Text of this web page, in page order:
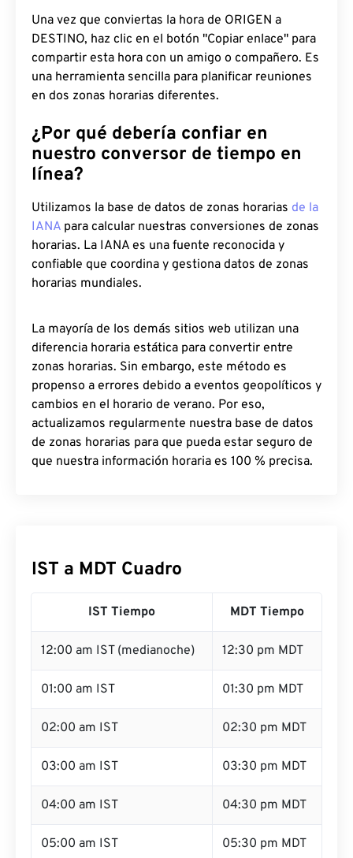
Una vez que conviertas la hora de ORIGEN a
DESTINO, haz clic en el botón "Copiar enlace" para
compartir esta hora con un amigo o compañero. Es
una herramienta sencilla para planificar reuniones
en dos zonas horarias diferentes.
¿Por qué debería confiar en
nuestro conversor de tiempo en
línea?
Utilizamos la base de datos de zonas horarias de la
IANA para calcular nuestras conversiones de zonas
horarias. La IANA es una fuente reconocida y
confiable que coordina y gestiona datos de zonas
horarias mundiales.
La mayoría de los demás sitios web utilizan una
diferencia horaria estática para convertir entre
zonas horarias. Sin embargo, este método es
propenso a errores debido a eventos geopolíticos y
cambios en el horario de verano. Por eso,
actualizamos regularmente nuestra base de datos
de zonas horarias para que pueda estar seguro de
que nuestra información horaria es 100 % precisa.
IST a MDT Cuadro
IST Tiempo MDT Tiempo
12:00 am IST (medianoche) 12:30 pm MDT
01:00 am IST 01:30 pm MDT
02:00 am IST 02:30 pm MDT
03:00 am IST 03:30 pm MDT
04:00 am IST 04:30 pm MDT
05:00 am IST 05:30 pm MDT